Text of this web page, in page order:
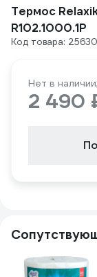
Термос
R102.1000.1P
Код товара:
Нет в
2 490